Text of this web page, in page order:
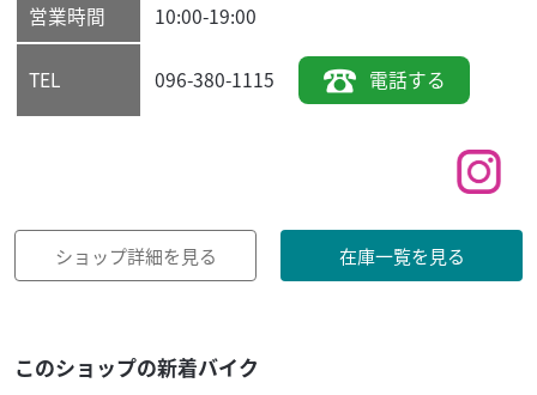
営業時間
10:00-19:00
TEL 096-380-1115 電話する
ショップ詳細を見る 在庫一覧を見る
このショップの新着バイク